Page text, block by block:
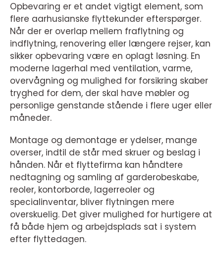
Opbevaring er et andet vigtigt element, som
flere aarhusianske flyttekunder efterspørger.
Når der er overlap mellem fraflytning og
indflytning, renovering eller længere rejser, kan
sikker opbevaring være en oplagt løsning. En
moderne lagerhal med ventilation, varme,
overvågning og mulighed for forsikring skaber
tryghed for dem, der skal have møbler og
personlige genstande stående i flere uger eller
måneder.
Montage og demontage er ydelser, mange
overser, indtil de står med skruer og beslag i
hånden. Når et flyttefirma kan håndtere
nedtagning og samling af garderobeskabe,
reoler, kontorborde, lagerreoler og
specialinventar, bliver flytningen mere
overskuelig. Det giver mulighed for hurtigere at
få både hjem og arbejdsplads sat i system
efter flyttedagen.